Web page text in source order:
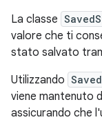
La classe
valore che ti
stato salvato
Utilizzando
viene mantenuto
assicurando che